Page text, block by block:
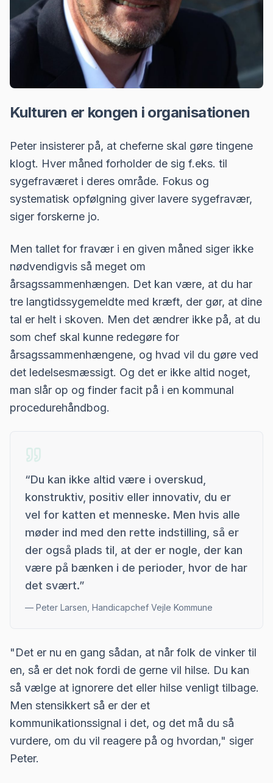
Kulturen er kongen i organisationen
Peter insisterer på, at cheferne skal gøre tingene
klogt. Hver måned forholder de sig f.eks. til
sygefraværet i deres område. Fokus og
systematisk opfølgning giver lavere sygefravær,
siger forskerne jo.
Men tallet for fravær i en given måned siger ikke
nødvendigvis så meget om
årsagssammenhængen. Det kan være, at du har
tre langtidssygemeldte med kræft, der gør, at dine
tal er helt i skoven. Men det ændrer ikke på, at du
som chef skal kunne redegøre for
årsagssammenhængene, og hvad vil du gøre ved
det ledelsesmæssigt. Og det er ikke altid noget,
man slår op og finder facit på i en kommunal
procedurehåndbog.
“Du kan ikke altid være i overskud,
konstruktiv, positiv eller innovativ, du er
vel for katten et menneske. Men hvis alle
møder ind med den rette indstilling, så er
der også plads til, at der er nogle, der kan
være på bænken i de perioder, hvor de har
det svært.”
— Peter Larsen, Handicapchef Vejle Kommune
"Det er nu en gang sådan, at når folk de vinker til
en, så er det nok fordi de gerne vil hilse. Du kan
så vælge at ignorere det eller hilse venligt tilbage.
Men stensikkert så er der et
kommunikationssignal i det, og det må du så
vurdere, om du vil reagere på og hvordan," siger
Peter.